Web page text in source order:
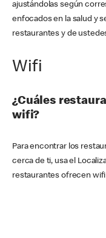
ajustándolas según
enfocados en la salud y
restaurantes y de
Wifi
¿Cuáles
wifi?
Para encontrar los
cerca de ti, usa el
restaurantes ofrecen